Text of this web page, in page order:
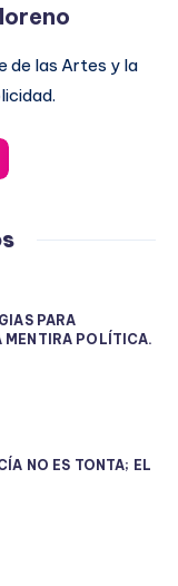
de las Artes y la
PARA
MENTIRA POLÍTICA.
NO ES TONTA; EL